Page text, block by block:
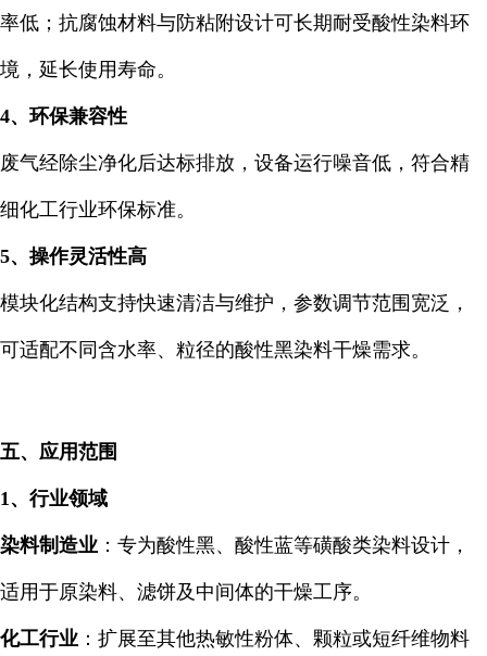
率低；抗腐蚀材料与防粘附设计可长期耐受酸性染料环
境，延长使用寿命。
4、环保兼容性
废气经除尘净化后达标排放，设备运行噪音低，符合精
细化工行业环保标准。
5、操作灵活性高
模块化结构支持快速清洁与维护，参数调节范围宽泛，
可适配不同含水率、粒径的酸性黑染料干燥需求。
五、应用范围
1、行业领域
染料制造业 ：专为酸性黑、酸性蓝等磺酸类染料设计，
适用于原染料、滤饼及中间体的干燥工序。
化工行业 ：扩展至其他热敏性粉体、颗粒或短纤维物料